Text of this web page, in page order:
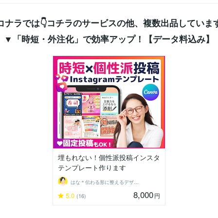
ナラでは👇コチラのサービスの他、複数出品していま
▼「時短・外注化」で効率アップ！【データ料込み】
埋もれない！個性派投稿インスタ
テンプレート作ります
はな＊伝わる形に整えるデザイン秘書
5.0 (16) 8,000円